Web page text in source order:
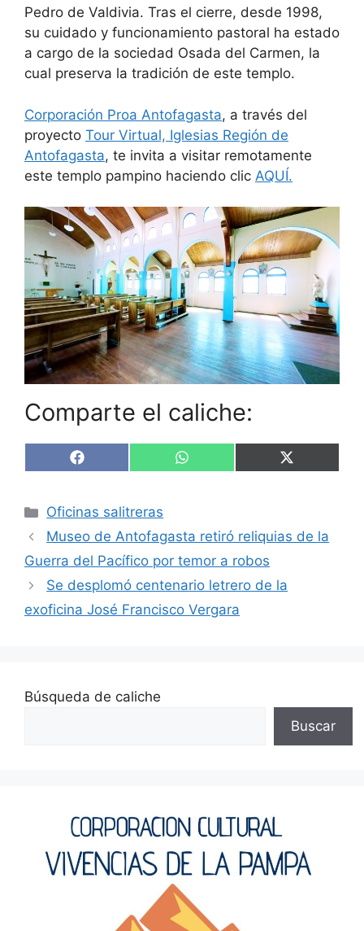
Pedro de Valdivia. Tras el cierre, desde 1998,
su cuidado y funcionamiento pastoral ha estado
a cargo de la sociedad Osada del Carmen, la
cual preserva la tradición de este templo.
Corporación Proa Antofagasta, a través del
proyecto Tour Virtual, Iglesias Región de
Antofagasta, te invita a visitar remotamente
este templo pampino haciendo clic AQUÍ.
Comparte el caliche:
Compartir
en
F
e
b
o
o
k
Compartir
en
W
A
p
p
Compartir
en
X
t
t
Categorías
Oficinas salitreras
Museo de Antofagasta retiró reliquias de la
Guerra del Pacífico por temor a robos
Se desplomó centenario letrero de la
exoficina José Francisco Vergara
Búsqueda de caliche
Buscar